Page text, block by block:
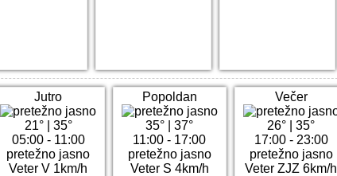
Jutro
21°| 35°
05:00 - 11:00
pretežno jasno
Veter V 1km/h
Popoldan
35° |37°
11:00 - 17:00
pretežno jasno
Veter S 4km/h
Večer
26° |35°
17:00 - 23:00
pretežno jasno
Veter ZJZ 6km/h